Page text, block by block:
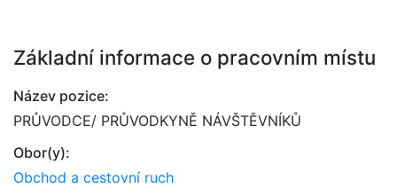
Základní informace o pracovním místu
Název pozice:
PRŮVODCE/ PRŮVODKYNĚ NÁVŠTĚVNÍKŮ
Obor(y):
Obchod a cestovní ruch